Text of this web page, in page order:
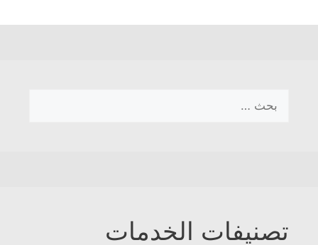
عن:
تصنيفات الخدمات